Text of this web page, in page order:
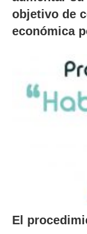
objetivo de
económica
El